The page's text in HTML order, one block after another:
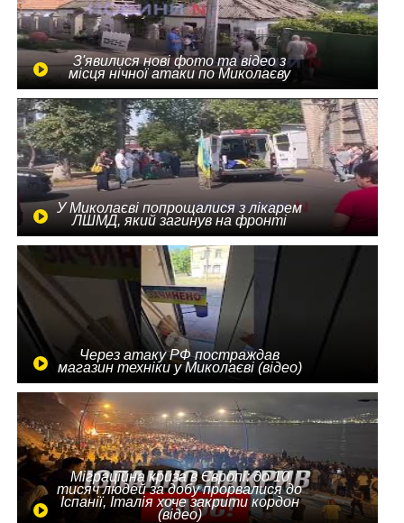
З'явилися нові фото та відео з
місця нічної атаки по Миколаєву
У Миколаєві попрощалися з лікарем
ЛШМД, який загинув на фронті
Через атаку РФ постраждав
магазин техніки у Миколаєві (відео)
Міграційна криза в Європі: до 10
тисяч людей за добу прорвалися до
Іспанії, Італія хоче закрити кордон
(відео)